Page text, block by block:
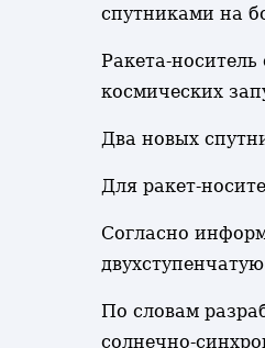
спутниками на
Ракета-
космических
Два новых
Для ракет-
Согласно
По словам
солнечно-